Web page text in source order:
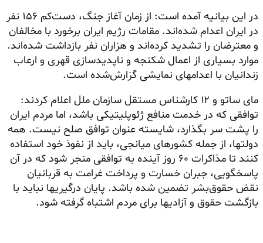
در این بیانیه آمده است: از زمان آغاز جنگ، دست‌کم ۱۵۶ نفر
در ایران اعدام شده‌اند. مقامات رژیم ایران برخورد با مخالفان
و معترضان را تشدید کرده‌اند و هزاران نفر بازداشت شده‌اند.
موارد بسیاری از اعمال شکنجه و ناپدیدسازی قهری و ارعاب
زندانیان با اعدامهای نمایشی گزارش‌شده است.
مای ساتو
و ۱۲ کارشناس مستقل سازمان ملل اعلام کردند:
توافقی که در خدمت منافع ژئوپلیتیکی باشد، اما مردم ایران
را پشت سر بگذارد، شایسته عنوان توافق صلح نیست. همه
دولتها، از جمله کشورهای میانجی، باید از نفوذ خود استفاده
کنند تا مذاکرات ۶۰ روز آینده به توافقی منجر شود که در آن
پاسخگویی، جبران خسارت و پرداخت غرامت به قربانیان
نقض حقوق‌بشر تضمین شده باشد. پایان درگیریها نباید با
بازگشت حقوق و آزادیها برای مردم اشتباه گرفته شود.